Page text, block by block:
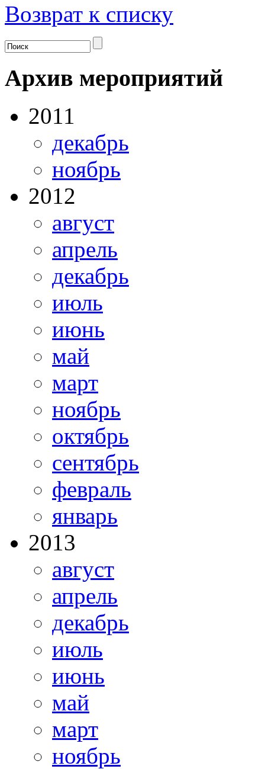
Возврат к списку
Архив мероприятий
2011
декабрь
ноябрь
2012
август
апрель
декабрь
июль
июнь
май
март
ноябрь
октябрь
сентябрь
февраль
январь
2013
август
апрель
декабрь
июль
июнь
май
март
ноябрь